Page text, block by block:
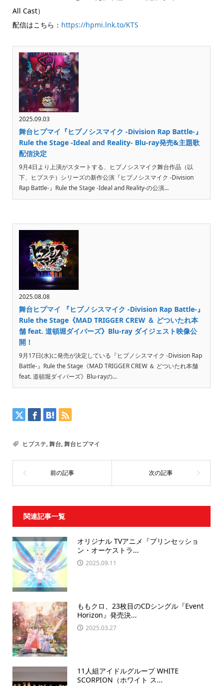
All Cast）
配信はこちら： https://hpmi.lnk.to/KTS
2025.09.03
舞台ヒプマイ『ヒプノシスマイク -Division Rap Battle-』
Rule the Stage -Ideal and Reality- Blu-ray発売&主題歌
配信決定
9月4日より上演がスタートする、ヒプノシスマイク舞台作品（以
下、ヒプステ）シリーズの新作公演『ヒプノシスマイク -Division
Rap Battle-』Rule the Stage -Ideal and Reality-の公演...
2025.08.08
舞台ヒプマイ 『ヒプノシスマイク -Division Rap Battle-』
Rule the Stage《MAD TRIGGER CREW ＆ どついたれ本
舗 feat. 道頓堀ダイバーズ》Blu-ray ダイジェスト映像公
開！
9月17日(水)に発売が決定している『ヒプノシスマイク -Division Rap
Battle-』Rule the Stage《MAD TRIGGER CREW ＆ どついたれ本舗
feat. 道頓堀ダイバーズ》Blu-rayの...
ヒプステ,舞台,舞台ヒプマイ
関連記事一覧
オリジナル TVアニメ『プリンセッショ
ン・オーケストラ...
2025.09.11
ももクロ、23枚目のCDシングル『Event
Horizon』発売決...
2025.03.27
11人組アイドルグループ WHITE
SCORPION（ホワイト ス...